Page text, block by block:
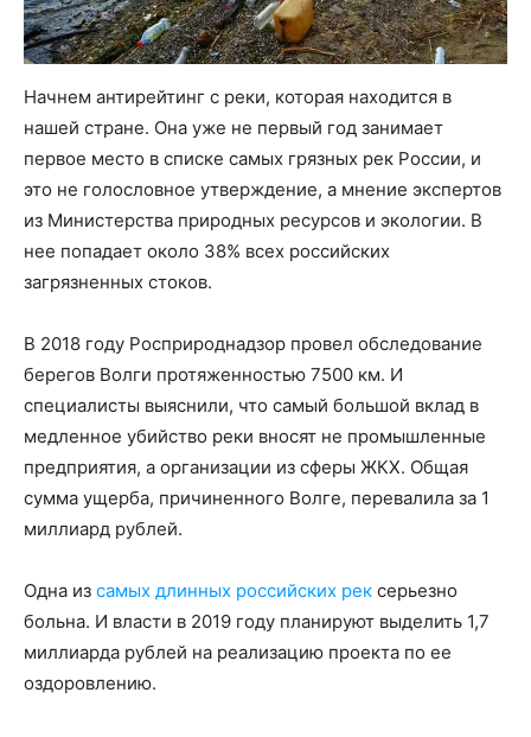
Начнем антирейтинг с реки, которая находится в
нашей стране. Она уже не первый год занимает
первое место в списке самых грязных рек России, и
это не голословное утверждение, а мнение экспертов
из Министерства природных ресурсов и экологии. В
нее попадает около 38% всех российских
загрязненных стоков.
В 2018 году Росприроднадзор провел обследование
берегов Волги протяженностью 7500 км. И
специалисты выяснили, что самый большой вклад в
медленное убийство реки вносят не промышленные
предприятия, а организации из сферы ЖКХ. Общая
сумма ущерба, причиненного Волге, перевалила за 1
миллиард рублей.
Одна из самых длинных российских рек серьезно
больна. И власти в 2019 году планируют выделить 1,7
миллиарда рублей на реализацию проекта по ее
оздоровлению.